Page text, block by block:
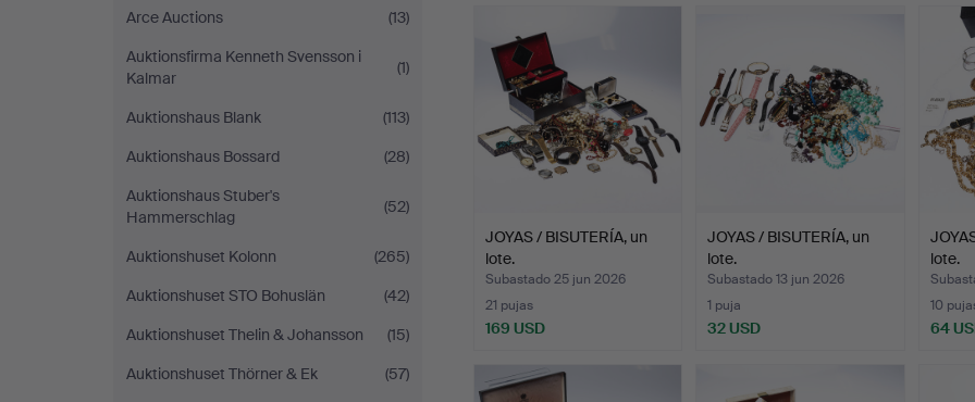
Arce Auctions
(13)
Auktionsfirma Kenneth Svensson i
Kalmar
(1)
Auktionshaus Blank
(113)
Auktionshaus Bossard
(28)
Auktionshaus Stuber's
Hammerschlag
(52)
Auktionshuset Kolonn
(265)
Auktionshuset STO Bohuslän
(42)
Auktionshuset Thelin & Johansson
(15)
Auktionshuset Thörner & Ek
(57)
JOYAS / BISUTERÍA, un
lote.
Subastado 25 jun 2026
21 pujas
169 USD
JOYAS / BISUTERÍA, un
lote.
Subastado 13 jun 2026
1 puja
32 USD
lote.
10
64